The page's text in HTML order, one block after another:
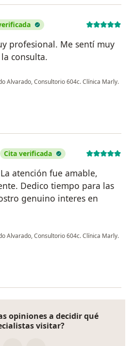
profesional. Me sentí muy
consulta.
Alvarado, Consultorio 604c. Clínica Marly.
Luis
Cita verificada
atención fue amable,
Dedico tiempo para las
genuino interes en
Alvarado, Consultorio 604c. Clínica Marly.
Lopez
opiniones a decidir qué
visitar?